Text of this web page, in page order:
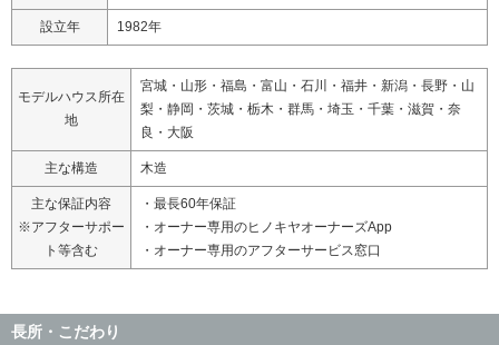
設立年 1982年
モデルハウス所在
地
宮城・山形・福島・富山・石川・福井・新潟・長野・山
梨・静岡・茨城・栃木・群馬・埼玉・千葉・滋賀・奈
良・大阪
主な構造 木造
主な保証内容
※アフターサポー
ト等含む
・最長60年保証
・オーナー専用のヒノキヤオーナーズApp
・オーナー専用のアフターサービス窓口
長所・こだわり